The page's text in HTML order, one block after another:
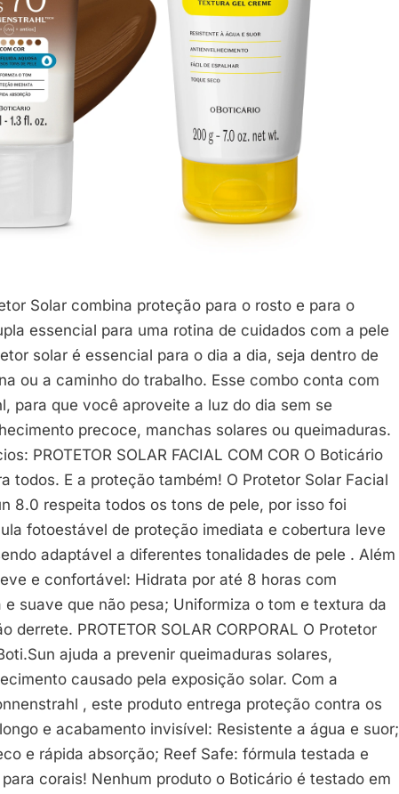
Solar combina proteção para o rosto e para o
essencial para uma rotina de cuidados com a pele
solar é essencial para o dia a dia, seja dentro de
ou a caminho do trabalho. Esse combo conta com
para que você aproveite a luz do dia sem se
precoce, manchas solares ou queimaduras.
PROTETOR SOLAR FACIAL COM COR O Boticário
todos. E a proteção também! O Protetor Solar Facial
8.0 respeita todos os tons de pele, por isso foi
fotoestável de proteção imediata e cobertura leve
adaptável a diferentes tonalidades de pele . Além
e confortável: Hidrata por até 8 horas com
e suave que não pesa; Uniformiza o tom e textura da
derrete. PROTETOR SOLAR CORPORAL O Protetor
ajuda a prevenir queimaduras solares,
causado pela exposição solar. Com a
, este produto entrega proteção contra os
e acabamento invisível: Resistente a água e suor;
e rápida absorção; Reef Safe: fórmula testada e
corais! Nenhum produto o Boticário é testado em